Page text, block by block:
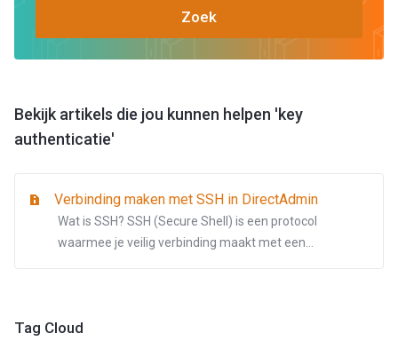
Zoek
Bekijk artikels die jou kunnen helpen 'key
authenticatie'
Verbinding maken met SSH in DirectAdmin
Wat is SSH? SSH (Secure Shell) is een protocol
waarmee je veilig verbinding maakt met een...
Tag Cloud